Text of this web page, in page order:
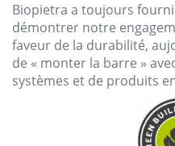
Biopietra a toujours fourni
démontrer notre
faveur de la durabilité,
de « monter la barre »
systèmes et de produits